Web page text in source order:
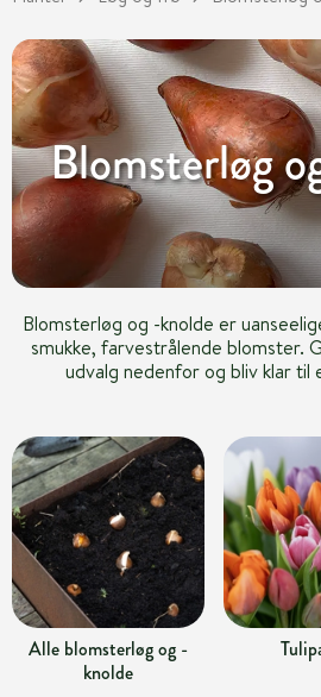
Blomsterløg
Blomsterløg og -knolde er
smukke, farvestrålende blomster.
udvalg nedenfor og bliv klar til
Alle blomsterløg og -
knolde